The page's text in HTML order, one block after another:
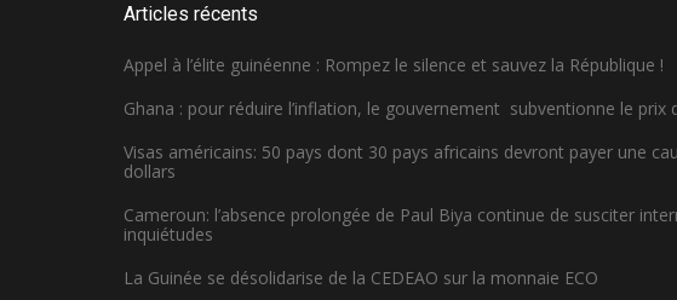
Articles récents
Appel à l’élite guinéenne : Rompez le silence et sauvez la République !
Ghana : pour réduire l’inflation, le gouvernement subventionne le prix
Visas américains: 50 pays dont 30 pays africains devront payer une
dollars
Cameroun: l’absence prolongée de Paul Biya continue de susciter
inquiétudes
La Guinée se désolidarise de la CEDEAO sur la monnaie ECO